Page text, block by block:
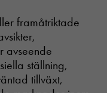
framåtriktade
avseende
ställning,
tillväxt,